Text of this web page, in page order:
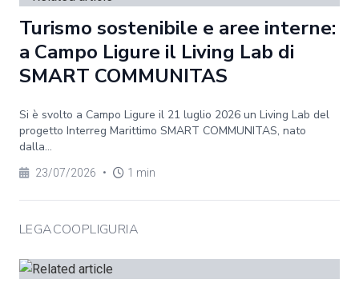
Turismo sostenibile e aree interne:
a Campo Ligure il Living Lab di
SMART COMMUNITAS
Si è svolto a Campo Ligure il 21 luglio 2026 un Living Lab del
progetto Interreg Marittimo SMART COMMUNITAS, nato
dalla...
23/07/2026 • 1 min
LEGACOOPLIGURIA